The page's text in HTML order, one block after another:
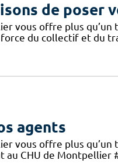
de poser
vous offre plus
du collectif et du
agents
vous offre plus
au CHU de Montpellier